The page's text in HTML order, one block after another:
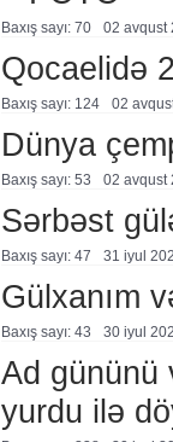
Baxış sayı: 70 02 avqust
Qocaelidə
Baxış sayı: 124 02
Dünya
Baxış sayı: 53 02 avqust
Sərbəst
Baxış sayı: 47 31 i̇yul
Gülxanım
Baxış sayı: 43 30 i̇yul
Ad gününü
yurdu ilə